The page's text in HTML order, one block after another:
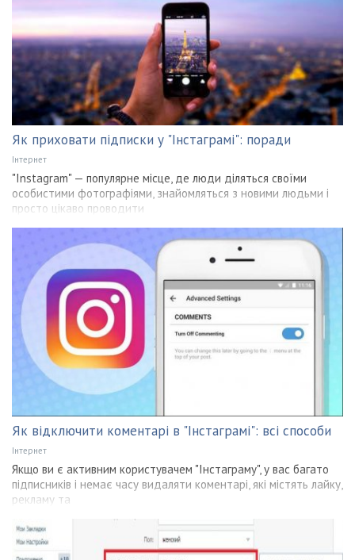
Як приховати підписки у "Інстаграмі": поради
Інтернет
"Instagram" — популярне місце, де люди діляться своїми
особистими фотографіями, знайомляться з новими людьми і
просто цікаво проводити
Як відключити коментарі в "Інстаграмі": всі способи
Інтернет
Якщо ви є активним користувачем "Інстаграму", у вас багато
підписників і немає часу видаляти коментарі, які містять лайку,
рекламу та